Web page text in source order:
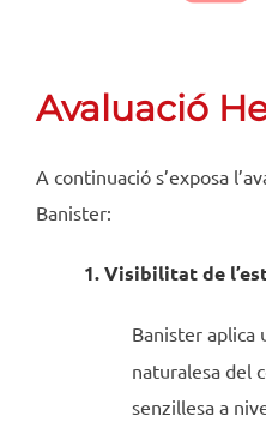
Avaluació
A continuació s’exposa
Banister:
1. Visibilitat de
Banister aplica
naturalesa del
senzillesa a